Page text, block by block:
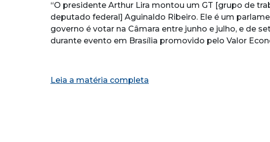
“O presidente Arthur Lira montou um GT [grupo de
deputado federal] Aguinaldo Ribeiro. Ele é um
governo é votar na Câmara entre junho e julho, e de
durante evento em Brasília promovido pelo Valor
Leia a matéria completa